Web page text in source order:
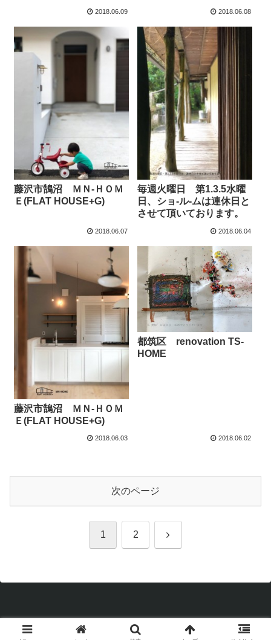
2018.06.09 2018.06.08
藤沢市鵠沼 ＭＮ-ＨＯＭ
Ｅ(FLAT HOUSE+G)
2018.06.07
毎週火曜日 第1.3.5水曜
日、ショ-ル-ムは連休日と
させて頂いております。
2018.06.04
藤沢市鵠沼 ＭＮ-ＨＯＭ
Ｅ(FLAT HOUSE+G)
2018.06.03
都筑区 renovation TS-
HOME
2018.06.02
次のページ
1 2 次
Copyright © 1998 P's supply inc. All Rights Reserved.